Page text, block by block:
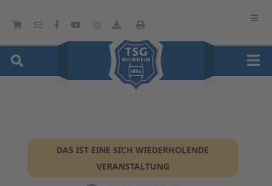
DAS IST EINE SICH WIEDERHOLENDE
VERANSTALTUNG